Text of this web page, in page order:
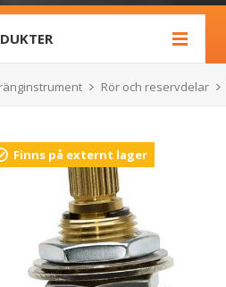
Rör och reservdelar
Finns på externt lager